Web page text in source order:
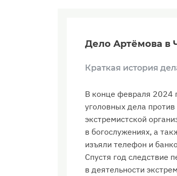
Дело Артёмова в
Краткая история
В конце февраля 2024
уголовных дела
экстремистской
в богослужениях, а
изъяли телефон и
Спустя год следствие
в деятельности